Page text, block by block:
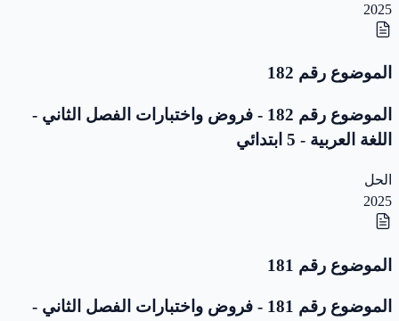
2025
الموضوع رقم 182
الموضوع رقم 182 - فروض واختبارات الفصل الثاني -
اللغة العربية - 5 ابتدائي
الحل
2025
الموضوع رقم 181
الموضوع رقم 181 - فروض واختبارات الفصل الثاني -